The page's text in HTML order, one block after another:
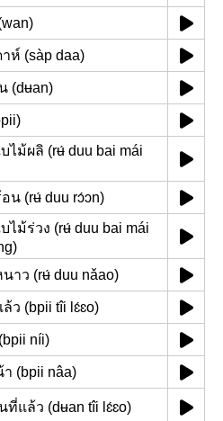
ห์ (sàp daa)
(dʉan)
ไม้ผลิ (rʉ́ duu bai mái
น (rʉ́ duu rɔ́ɔn)
ไม้ร่วง (rʉ́ duu bai mái
าว (rʉ́ duu nǎao)
ว (bpii tîi lɛ́ɛo)
níi)
(bpii nâa)
ที่แล้ว (dʉan tîi lɛ́ɛo)